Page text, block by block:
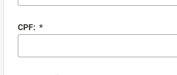
CPF: *